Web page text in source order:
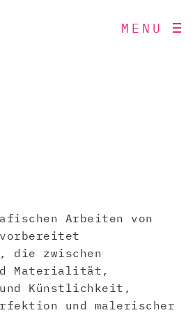
MENU
Arbeiten von
die zwischen
Materialität,
Künstlichkeit,
und malerischer